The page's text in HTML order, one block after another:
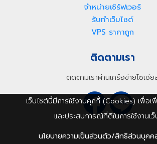
จำหน่ายเซิร์ฟเวอร์
รับทำเว็บไซต์
VPS ราคาถูก
ติดตามเรา
ติดตามเราผ่านเครือข่ายโซเชีย
เว็บไซต์นี้มีการใช้งานคุกกี้ (Cookies) เพื่อเ
และประสบการณ์ที่ดีในการใช้งานเ
นโยบายความเป็นส่วนตัว/สิทธิส่วนบุคค